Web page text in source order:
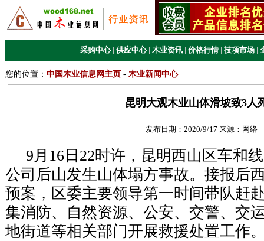
采购中心 | 供应中心 | 木业资讯 | 价格行情 | 技项市场 |
您的位置： 中国木业信息网主页 - 木业新闻中心
昆明大观木业山体滑坡致3人
发布日期：2020/9/17 来源： 网络
9月16日22时许，昆明西山区车和
公司后山发生山体塌方事故。接报后
预案，区委主要领导第一时间带队赶
集消防、自然资源、公安、交警、交
地街道等相关部门开展救援处置工作